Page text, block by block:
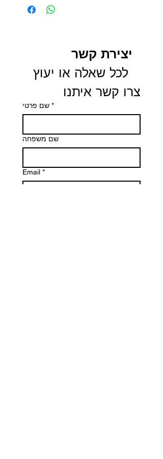
יצירת קשר
צרו קשר איתנו
שם פרטי *
שם משפחה
Email *